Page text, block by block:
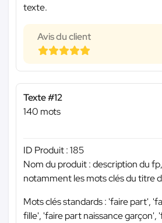
texte.
Avis du client
Texte #12
140 mots
ID Produit : 185
Nom du produit : description du
notamment les mots clés du titre
Mots clés standards : 'faire part',
fille', 'faire part naissance garçon',